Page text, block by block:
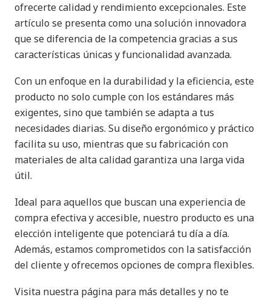
ofrecerte calidad y rendimiento excepcionales. Este
artículo se presenta como una solución innovadora
que se diferencia de la competencia gracias a sus
características únicas y funcionalidad avanzada.
Con un enfoque en la durabilidad y la eficiencia, este
producto no solo cumple con los estándares más
exigentes, sino que también se adapta a tus
necesidades diarias. Su diseño ergonómico y práctico
facilita su uso, mientras que su fabricación con
materiales de alta calidad garantiza una larga vida
útil.
Ideal para aquellos que buscan una experiencia de
compra efectiva y accesible, nuestro producto es una
elección inteligente que potenciará tu día a día.
Además, estamos comprometidos con la satisfacción
del cliente y ofrecemos opciones de compra flexibles.
Visita nuestra página para más detalles y no te